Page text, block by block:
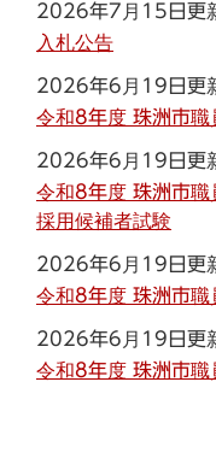
2026年7月15日更
入札公告
2026年6月19日更
令和8年度 珠洲市職
2026年6月19日更
令和8年度 珠洲市職
採用候補者試験
2026年6月19日更
令和8年度 珠洲市職
2026年6月19日更
令和8年度 珠洲市職